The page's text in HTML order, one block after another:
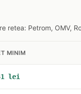
retea: Petrom, OMV,
MINIM
lei